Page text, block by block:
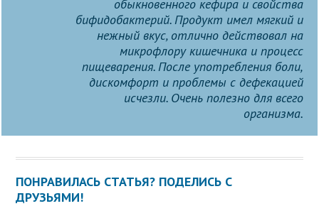
обыкновенного кефира и свойства
бифидобактерий. Продукт имел мягкий и
нежный вкус, отлично действовал на
микрофлору кишечника и процесс
пищеварения. После употребления боли,
дискомфорт и проблемы с дефекацией
исчезли. Очень полезно для всего
организма.
ПОНРАВИЛАСЬ СТАТЬЯ? ПОДЕЛИСЬ С
ДРУЗЬЯМИ!